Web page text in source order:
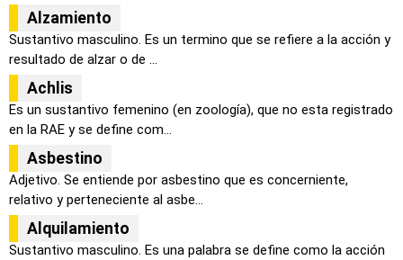
Alzamiento
Sustantivo masculino. Es un termino que se refiere a la acción y
resultado de alzar o de ...
Achlis
Es un sustantivo femenino (en zoología), que no esta registrado
en la RAE y se define com...
Asbestino
Adjetivo. Se entiende por asbestino que es concerniente,
relativo y perteneciente al asbe...
Alquilamiento
Sustantivo masculino. Es una palabra se define como la acción